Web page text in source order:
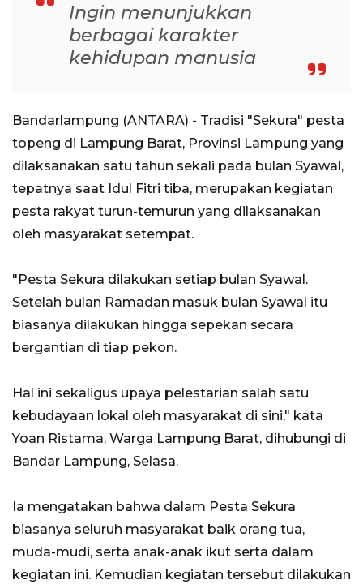
Ingin menunjukkan
berbagai karakter
kehidupan manusia
Bandarlampung (ANTARA) - Tradisi "Sekura" pesta
topeng di Lampung Barat, Provinsi Lampung yang
dilaksanakan satu tahun sekali pada bulan Syawal,
tepatnya saat Idul Fitri tiba, merupakan kegiatan
pesta rakyat turun-temurun yang dilaksanakan
oleh masyarakat setempat.
"Pesta Sekura dilakukan setiap bulan Syawal.
Setelah bulan Ramadan masuk bulan Syawal itu
biasanya dilakukan hingga sepekan secara
bergantian di tiap pekon.
Hal ini sekaligus upaya pelestarian salah satu
kebudayaan lokal oleh masyarakat di sini," kata
Yoan Ristama, Warga Lampung Barat, dihubungi di
Bandar Lampung, Selasa.
Ia mengatakan bahwa dalam Pesta Sekura
biasanya seluruh masyarakat baik orang tua,
muda-mudi, serta anak-anak ikut serta dalam
kegiatan ini. Kemudian kegiatan tersebut dilakukan